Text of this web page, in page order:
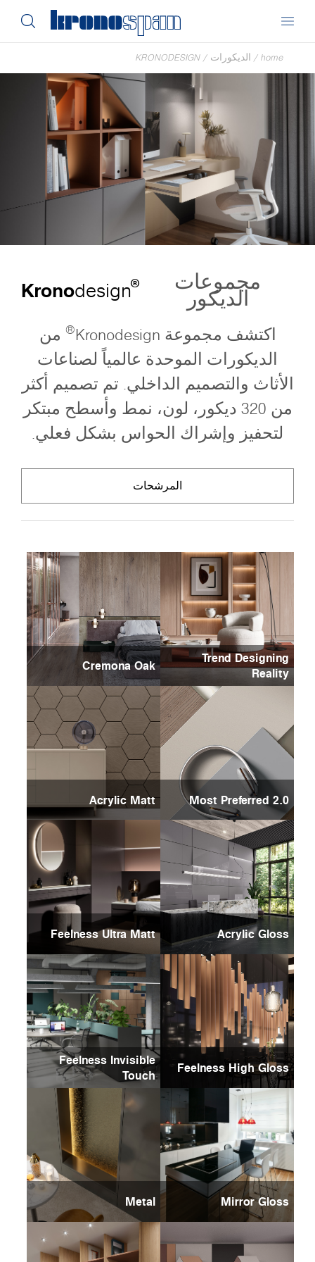
home
/ الديكورات /
KRONODESIGN
Kronodesign® مجموعات
الديكور
اكتشف مجموعة Kronodesign ® من
الديكورات الموحدة عالمياً لصناعات
الأثاث والتصميم الداخلي. تم تصميم أكثر
من 320 ديكور، لون، نمط وأسطح مبتكر
لتحفيز وإشراك الحواس بشكل فعلي.
المرشحات
Trend Designing
Reality
Cremona Oak
Most Preferred 2.0
Acrylic Matt
Acrylic Gloss
Feelness Ultra Matt
Feelness High Gloss
Feelness Invisible
Touch
Mirror Gloss
Metal